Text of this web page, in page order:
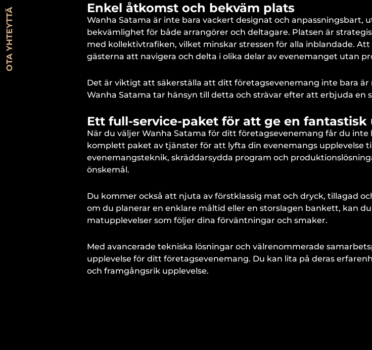
Enkel åtkomst och bekväm plats
Wanha Satama är inte bara vackert designat och anpassningsbart,
bekvämlighet för både arrangörer och deltagare. Platsen är
med kollektivtrafiken, vilket minskar stressen för alla inblandade.
gästerna att navigera och delta i olika delar av evenemanget utan
Det är viktigt att säkerställa att ditt företagsevenemang inte bara
Wanha Satama tar hänsyn till detta och strävar efter att erbjuda en
Ett full-service-paket för att ge en fantastisk
När du väljer Wanha Satama för ditt företagsevenemang får du
komplett paket av tjänster för att lyfta din evenemangs upplevelse
evenemangsteknik, skräddarsydda program och
önskemål.
Du kommer också att njuta av förstklassig mat och dryck, tillagad
om du planerar en enklare måltid eller en storslagen bankett, kan
matupplevelser som följer dina förväntningar och smaker.
Med avancerade tekniska lösningar och välrenommerade
upplevelse för ditt företagsevenemang. Du kan lita på deras
och framgångsrik upplevelse.
OTA YHTEYTTÄ